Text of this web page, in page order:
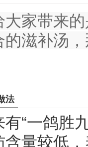
大家带来
的滋补汤
法
有“一鸽胜
含量较低